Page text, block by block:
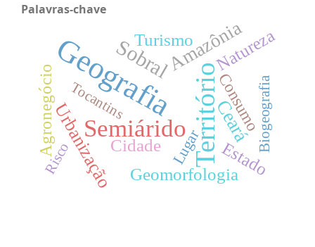
Palavras-chave
GeografiaTerritório
Semiárido
Sobral
Ceará
Amazônia
Urbanização Geomorfologia
Agronegócio
Turismo
Cidade
Natureza
Estado
Consumo
Lugar
Tocantins
Risco
Biogeografia